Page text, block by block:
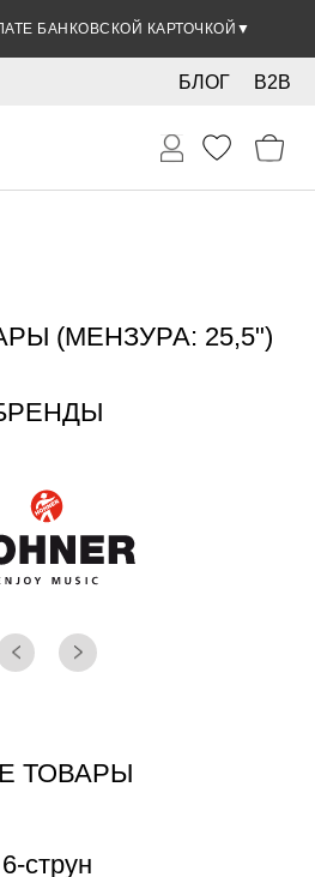
БАНКОВСКОЙ КАРТОЧКОЙ ▼
B2B
БЛОГ
(МЕНЗУРА: 25,5")
ТОВАРЫ
6-струн